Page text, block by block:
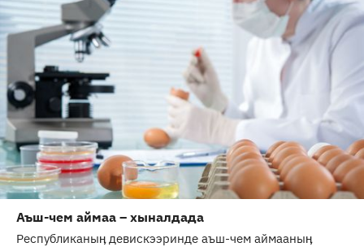
Аъш-чем аймаа – хыналдада
Республиканыӊ девискээринде аъш-чем аймааныӊ